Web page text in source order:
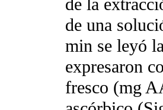
de la
de una
min se leyó
expresaron
fresco (mg